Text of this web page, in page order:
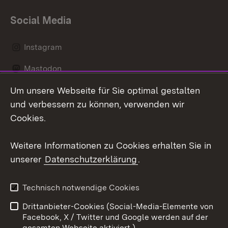
Social Media
Instagram
Mastodon
Messenger
Kontakt
Impressum
Cookies
Um unsere Webseite für Sie optimal gestalten
und verbessern zu können, verwenden wir
Cookies.
Weitere Informationen zu Cookies erhalten Sie in
unserer Datenschutzerklärung.
Technisch notwendige Cookies
Drittanbieter-Cookies (Social-Media-Elemente von
Facebook, X / Twitter und Google werden auf der